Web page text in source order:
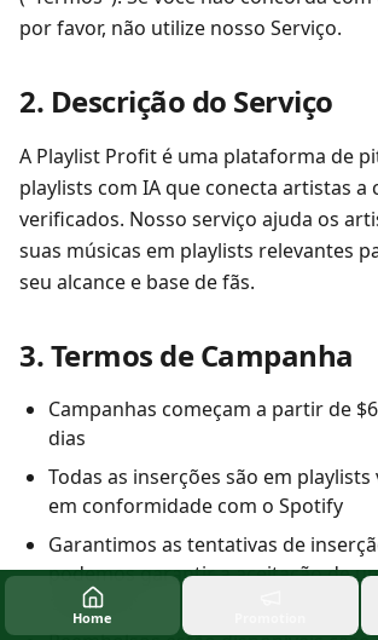
por favor, não utilize nosso Serviço.
2. Descrição do Serviço
A Playlist Profit é uma plataforma de
playlists com IA que conecta artistas a
verificados. Nosso serviço ajuda os
suas músicas em playlists relevantes
seu alcance e base de fãs.
3. Termos de Campanha
Campanhas começam a partir de
dias
Todas as inserções são em
em conformidade com o Spotify
Garantimos as tentativas de
podemos garantir a aceitação de
específica
Home